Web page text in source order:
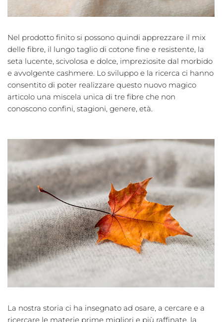
Nel prodotto finito si possono quindi apprezzare il mix
delle fibre, il lungo taglio di cotone fine e resistente, la
seta lucente, scivolosa e dolce, impreziosite dal morbido
e avvolgente cashmere. Lo sviluppo e la ricerca ci hanno
consentito di poter realizzare questo nuovo magico
articolo una miscela unica di tre fibre che non
conoscono confini, stagioni, genere, età.
La nostra storia ci ha insegnato ad osare, a cercare e a
ricercare le materie prime migliori e più raffinate, la